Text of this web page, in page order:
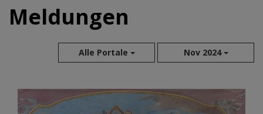
Meldungen
Alle Portale Nov 2024
Aug 2026
Jul 2026